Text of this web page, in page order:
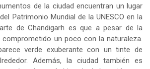
de la ciudad encuentran un lugar
Patrimonio Mundial de la UNESCO en la
de Chandigarh es que a pesar de la
comprometido un poco con la naturaleza.
verde exuberante con un tinte de
Además, la ciudad también es